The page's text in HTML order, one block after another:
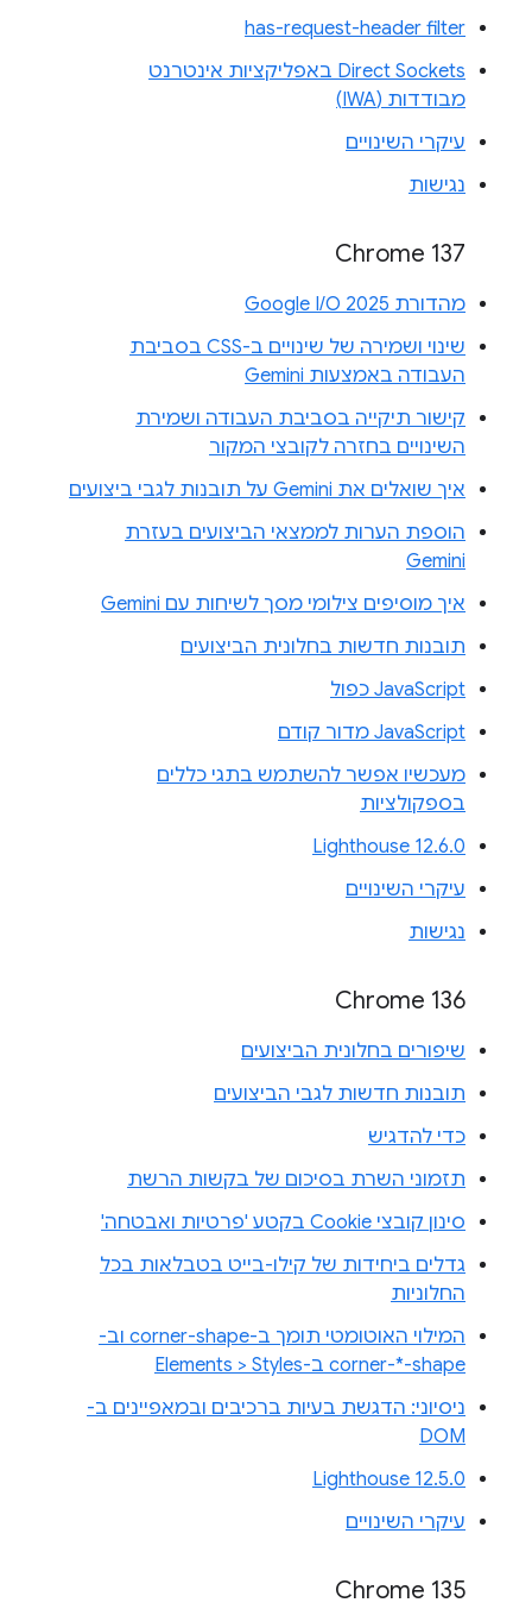
has-request-header filter
Direct Sockets באפליקציות אינטרנט
מבודדות (IWA)
עיקרי השינויים
נגישות
Chrome 137
מהדורת Google I/O 2025
שינוי ושמירה של שינויים ב-CSS בסביבת
העבודה באמצעות Gemini
קישור תיקייה בסביבת העבודה ושמירת
השינויים בחזרה לקובצי המקור
איך שואלים את Gemini על תובנות לגבי ביצועים
הוספת הערות לממצאי הביצועים בעזרת
Gemini
איך מוסיפים צילומי מסך לשיחות עם Gemini
תובנות חדשות בחלונית הביצועים
JavaScript כפול
JavaScript מדור קודם
מעכשיו אפשר להשתמש בתגי כללים
בספקולציות
Lighthouse 12.6.0
עיקרי השינויים
נגישות
Chrome 136
שיפורים בחלונית הביצועים
תובנות חדשות לגבי הביצועים
כדי להדגיש
תזמוני השרת בסיכום של בקשות הרשת
סינון קובצי Cookie בקטע 'פרטיות ואבטחה'
גדלים ביחידות של קילו-בייט בטבלאות בכל
החלוניות
המילוי האוטומטי תומך ב-corner-shape וב-
corner-*-shape ב-Elements > Styles
ניסיוני: הדגשת בעיות ברכיבים ובמאפיינים ב-
DOM
Lighthouse 12.5.0
עיקרי השינויים
Chrome 135